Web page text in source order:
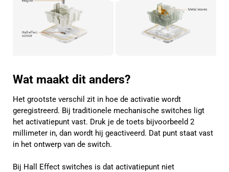
Wat maakt dit anders?
Het grootste verschil zit in hoe de activatie wordt
geregistreerd. Bij traditionele mechanische switches ligt
het activatiepunt vast. Druk je de toets bijvoorbeeld 2
millimeter in, dan wordt hij geactiveerd. Dat punt staat vast
in het ontwerp van de switch.
Bij Hall Effect switches is dat activatiepunt niet